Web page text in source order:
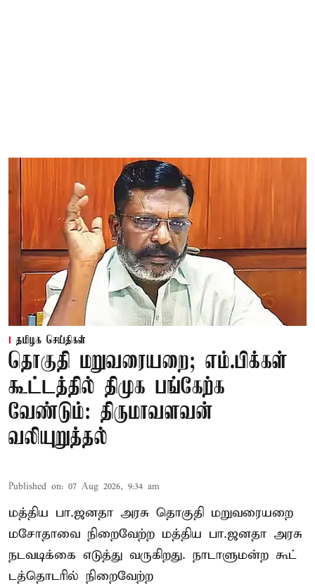
தமிழக செய்திகள்
தொகுதி மறுவரையறை; எம்.பிக்கள்
கூட்டத்தில் திமுக பங்கேற்க
வேண்டும்: திருமாவளவன்
வலியுறுத்தல்
Published on: 07 Aug 2026, 9:34 am
மத்திய பா.ஜனதா அரசு தொகுதி மறுவரையறை
மசோதாவை நிறைவேற்ற மத்திய பா.ஜனதா அரசு
நடவடிக்கை எடுத்து வருகிறது. நாடாளுமன்ற கூட்
டத்தொடரில் நிறைவேற்ற